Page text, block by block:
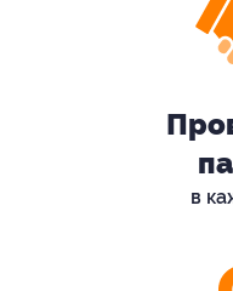
в